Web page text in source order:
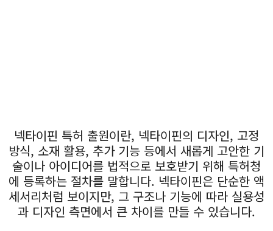
넥타이핀 특허 출원이란, 넥타이핀의 디자인, 고정
방식, 소재 활용, 추가 기능 등에서 새롭게 고안한 기
술이나 아이디어를 법적으로 보호받기 위해 특허청
에 등록하는 절차를 말합니다. 넥타이핀은 단순한 액
세서리처럼 보이지만, 그 구조나 기능에 따라 실용성
과 디자인 측면에서 큰 차이를 만들 수 있습니다.